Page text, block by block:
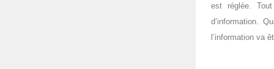
est réglée.
d’information.
l’information va